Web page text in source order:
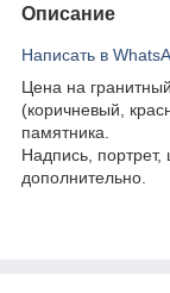
Описание
Написать в
Цена на
(коричневый,
памятника.
Надпись, портрет,
дополнительно.